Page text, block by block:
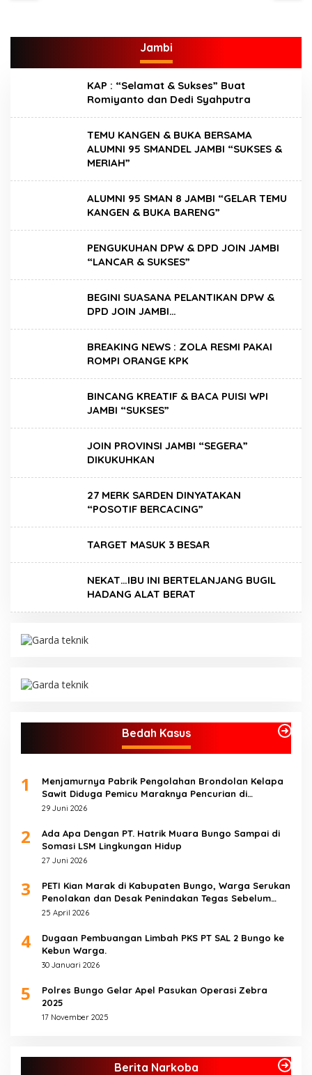
Jambi
KAP : “Selamat & Sukses” Buat
Romiyanto dan Dedi Syahputra
TEMU KANGEN & BUKA BERSAMA
ALUMNI 95 SMANDEL JAMBI “SUKSES &
MERIAH”
ALUMNI 95 SMAN 8 JAMBI “GELAR TEMU
KANGEN & BUKA BARENG”
PENGUKUHAN DPW & DPD JOIN JAMBI
“LANCAR & SUKSES”
BEGINI SUASANA PELANTIKAN DPW &
DPD JOIN JAMBI…
BREAKING NEWS : ZOLA RESMI PAKAI
ROMPI ORANGE KPK
BINCANG KREATIF & BACA PUISI WPI
JAMBI “SUKSES”
JOIN PROVINSI JAMBI “SEGERA”
DIKUKUHKAN
27 MERK SARDEN DINYATAKAN
“POSOTIF BERCACING”
TARGET MASUK 3 BESAR
NEKAT…IBU INI BERTELANJANG BUGIL
HADANG ALAT BERAT
Bedah Kasus
1
Menjamurnya Pabrik Pengolahan Brondolan Kelapa
Sawit Diduga Pemicu Maraknya Pencurian di
Perkebunan Perusahaan Maupun Perorangan
29 Juni 2026
2
Ada Apa Dengan PT. Hatrik Muara Bungo Sampai di
Somasi LSM Lingkungan Hidup
27 Juni 2026
3
PETI Kian Marak di Kabupaten Bungo, Warga Serukan
Penolakan dan Desak Penindakan Tegas Sebelum
Bencana Menelan Korban Tak berdosa.
25 April 2026
4
Dugaan Pembuangan Limbah PKS PT SAL 2 Bungo ke
Kebun Warga.
30 Januari 2026
5
Polres Bungo Gelar Apel Pasukan Operasi Zebra
2025
17 November 2025
Berita Narkoba